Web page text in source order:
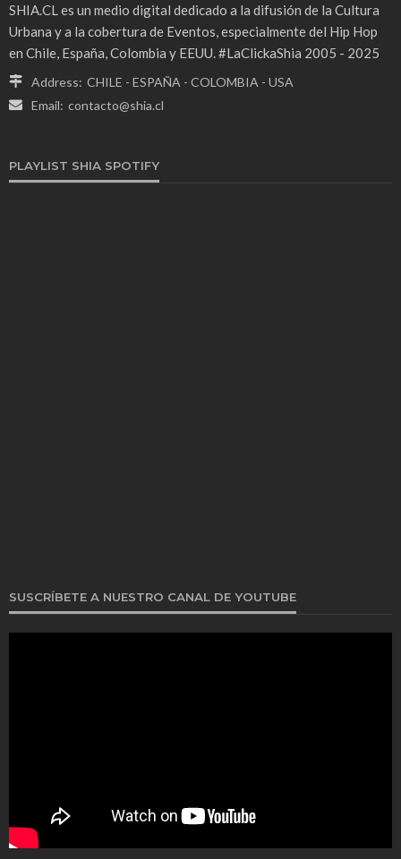
SHIA.CL es un medio digital dedicado a la difusión de la Cultura
Urbana y a la cobertura de Eventos, especialmente del Hip Hop
en Chile, España, Colombia y EEUU. #LaClickaShia 2005 - 2025
Address: CHILE - ESPAÑA - COLOMBIA - USA
Email: contacto@shia.cl
PLAYLIST SHIA SPOTIFY
SUSCRÍBETE A NUESTRO CANAL DE YOUTUBE